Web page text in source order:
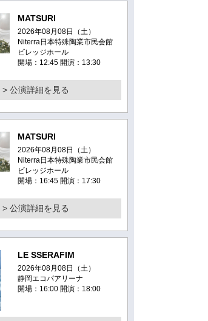
MATSURI
2026年08月08日（土）
Niterra日本特殊陶業市民会館
ビレッジホール
開場：12:45 開演：13:30
> 公演詳細を見る
MATSURI
2026年08月08日（土）
Niterra日本特殊陶業市民会館
ビレッジホール
開場：16:45 開演：17:30
> 公演詳細を見る
LE SSERAFIM
2026年08月08日（土）
静岡エコパアリーナ
開場：16:00 開演：18:00